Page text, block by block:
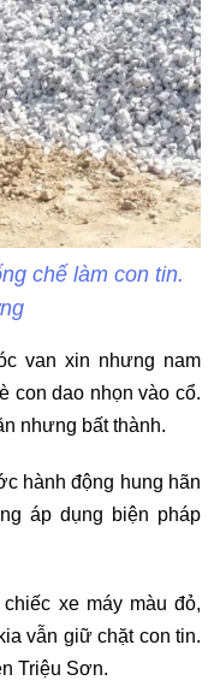
chế làm con tin.
van xin nhưng nam
con dao nhọn vào cổ.
nhưng bất thành.
hành động hung hãn
áp dụng biện pháp
xe máy màu đỏ,
vẫn giữ chặt con tin.
Triệu Sơn.